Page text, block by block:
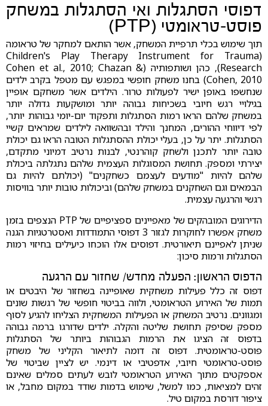
דפוסי הסתגלות ואי הסתגלות במשחק
פוסט-טראומטי (PTP)
תוך שימוש בכלי תרפיית המשחק, אשר הותאם למחקר של טראומה
(Children's Play Therapy Instrument for Trauma
Research), כהן ושותפותיה (Cohen et al., 2010; Chazan &
Cohen, 2010) בחנו משחק חופשי במפגש עם מטפל בקרב ילדים
שנחשפו באופן ישיר לפעולות טרור. הילדים אשר משחקם אופיין
בגילויי רגש חיובי בשכיחות גבוהה יותר ומושקעות גדולה יותר
במשחק שלהם הראו רמות הסתגלות ותפקוד יום-יומי גבוהות יותר,
לפי דיווחי ההורים, המחנך והילד ובהשוואה לילדים שמראים קשיי
הסתגלות. יתר על כן, בעלי יכולת ההסתגלות הטובה הראו גם יכולת
טובה יותר לתכנן ולשחק קוהרנטי, לבנות נרטיב דמיוני מתקדם,
יצירתי ומספק. תחושת המסוגלות העצמית שלהם נתגלתה ביכולת
שלהם להיות "מודעים לעצמם כשחקנים" (יכולתם להיות גם
הבמאים וגם השחקנים במשחק שלהם) וביכולות טובות יותר בוויסות
רגשי והרגעה עצמית.
הדירוגים המובהקים של מאפיינים ספציפיים של PTP הנצפים בזמן
משחק אפשרו לחוקרות לגזור 3 דפוסי התמודדות ואסטרטגיות הגנה
שניתן לאפיינם תיאורטית. דפוסים אלו הוכחו כיעילים בחיזוי רמות
הסתגלות ורמות סיכון:
הדפוס הראשון: הפעלה מחדש/ שחזור עם הרגעה
דפוס זה כלל פעילות משחקית שאופיינה בשחזור של היבטים או
תמות של האירוע הטראומטי, ולווה בביטוי חופשי של רגשות שונים
ומגוונים. נרטיב המשחק או הפעילות המשחקית הצליחו להגיע לסוף
מספק שסיפק תחושת שליטה והקלה. ילדים שדורגו ברמה גבוהה
בדפוס זה הציגו את הרמות הגבוהות ביותר של הסתגלות
פוסט-טראומטית. דפוס זה דומה לתיאור הקליני של משחק
פוסט-טראומטי חיובי, אדפטיבי או דינמי. יש לציין שביטוי של
אספקטים מתוך האירוע הטראומטי לובש לעתים סמלים שאינם
זהים למציאות, כמו למשל, שימוש בדמות שודד במקום מחבל, או
ציפור דורסת במקום טיל.